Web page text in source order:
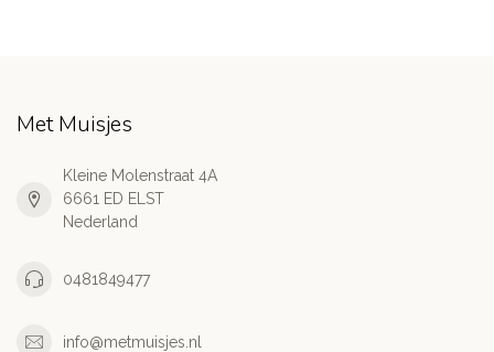
Met Muisjes
Kleine Molenstraat 4A
6661 ED ELST
Nederland
0481849477
info@metmuisjes.nl